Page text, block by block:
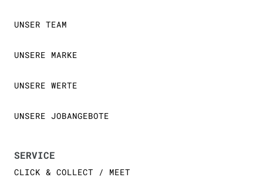
UNSER TEAM
UNSERE MARKE
UNSERE WERTE
UNSERE JOBANGEBOTE
SERVICE
CLICK & COLLECT / MEET